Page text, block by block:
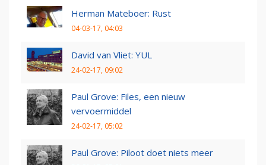
Herman Mateboer: Rust
04-03-17, 04:03
David van Vliet: YUL
24-02-17, 09:02
Paul Grove: Files, een nieuw
vervoermiddel
24-02-17, 05:02
Paul Grove: Piloot doet niets meer